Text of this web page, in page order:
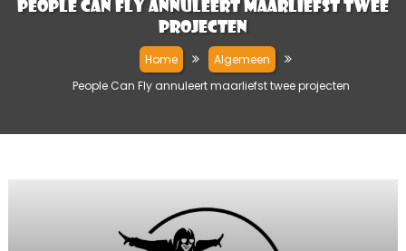
People Can Fly annuleert maarliefst twee
projecten
Home
Algemeen
People Can Fly annuleert maarliefst twee projecten